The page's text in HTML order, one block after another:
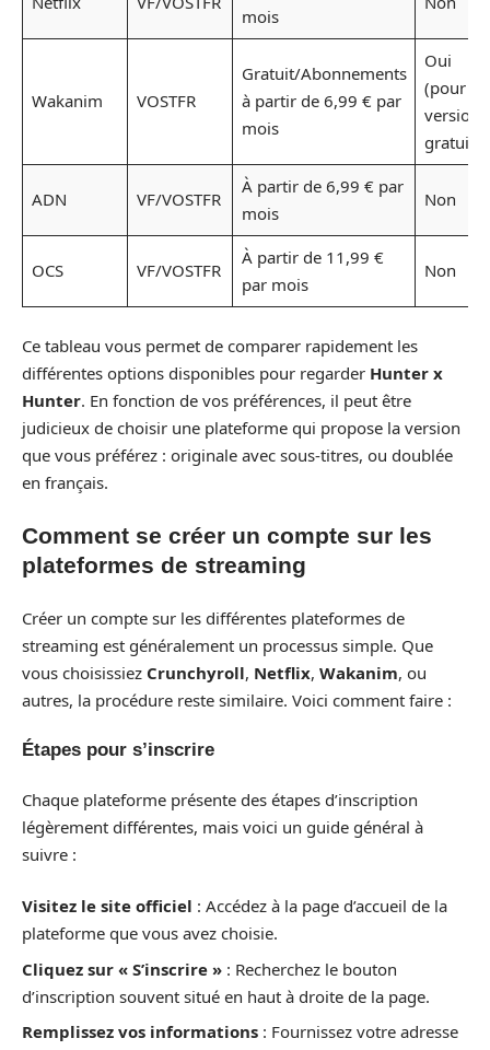
mois
Wakanim VOSTFR
Gratuit/Abonnements
à partir de 6,99 € par
mois
Oui
(pour
version
gratuite)
ADN VF/VOSTFR
À partir de 6,99 € par
mois
Non
OCS VF/VOSTFR
À partir de 11,99 €
par mois
Non
Ce tableau vous permet de comparer rapidement les
différentes options disponibles pour regarder Hunter x
Hunter. En fonction de vos préférences, il peut être
judicieux de choisir une plateforme qui propose la version
que vous préférez : originale avec sous-titres, ou doublée
en français.
Comment se créer un compte sur les
plateformes de streaming
Créer un compte sur les différentes plateformes de
streaming est généralement un processus simple. Que
vous choisissiez Crunchyroll, Netflix, Wakanim, ou
autres, la procédure reste similaire. Voici comment faire :
Étapes pour s’inscrire
Chaque plateforme présente des étapes d’inscription
légèrement différentes, mais voici un guide général à
suivre :
Visitez le site officiel : Accédez à la page d’accueil de la
plateforme que vous avez choisie.
Cliquez sur « S’inscrire » : Recherchez le bouton
d’inscription souvent situé en haut à droite de la page.
Remplissez vos informations : Fournissez votre adresse